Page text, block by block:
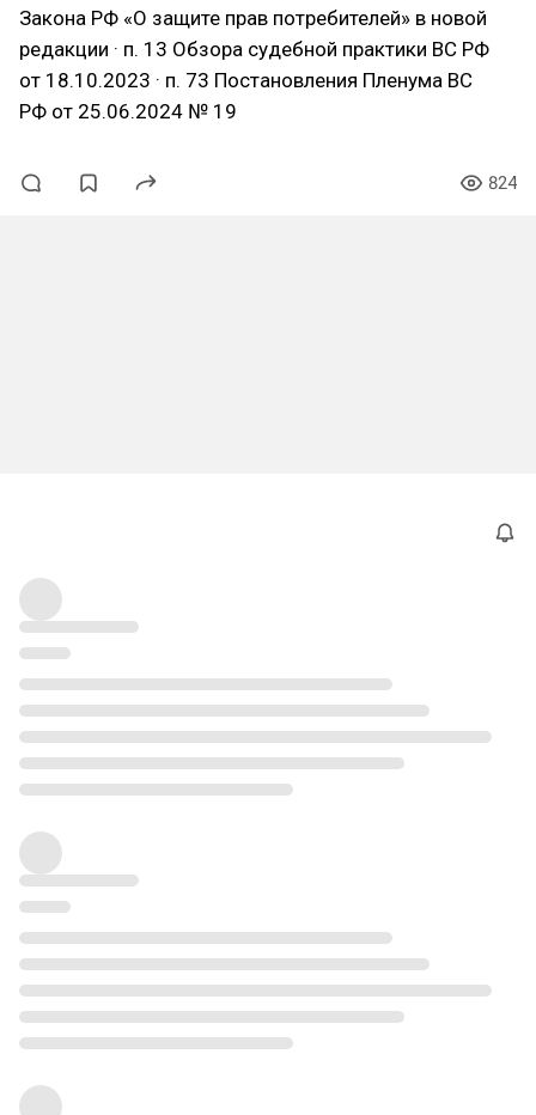
Закона РФ «О защите прав потребителей» в новой
редакции · п. 13 Обзора судебной практики ВС РФ
от 18.10.2023 · п. 73 Постановления Пленума ВС
РФ от 25.06.2024 № 19
824